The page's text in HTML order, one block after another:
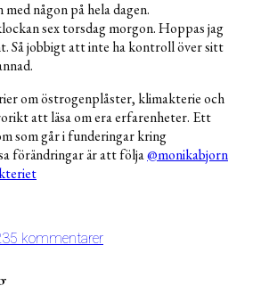
någon på hela dagen.
sex torsdag morgon. Hoppas jag
Så jobbigt att inte ha kontroll över sitt
om östrogenplåster, klimakterie och
att läsa om era erfarenheter. Ett
som går i funderingar kring
förändringar är att följa@monikabjorn
5 kommentarer